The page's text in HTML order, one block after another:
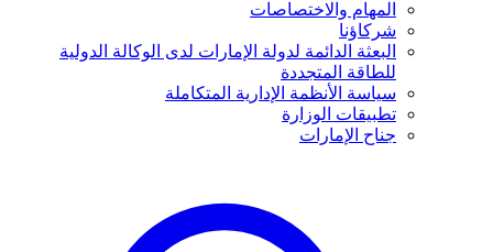
المهام والاختصاصات
شركاؤنا
البعثة الدائمة لدولة الإمارات لدى الوكالة الدولية
للطاقة المتجددة
سياسة الأنظمة الإدارية المتكاملة
تطبيقات الوزارة
جناح الإمارات